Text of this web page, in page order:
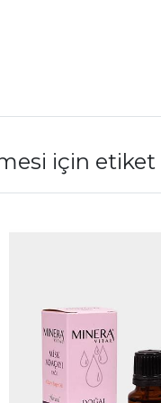
için etiket